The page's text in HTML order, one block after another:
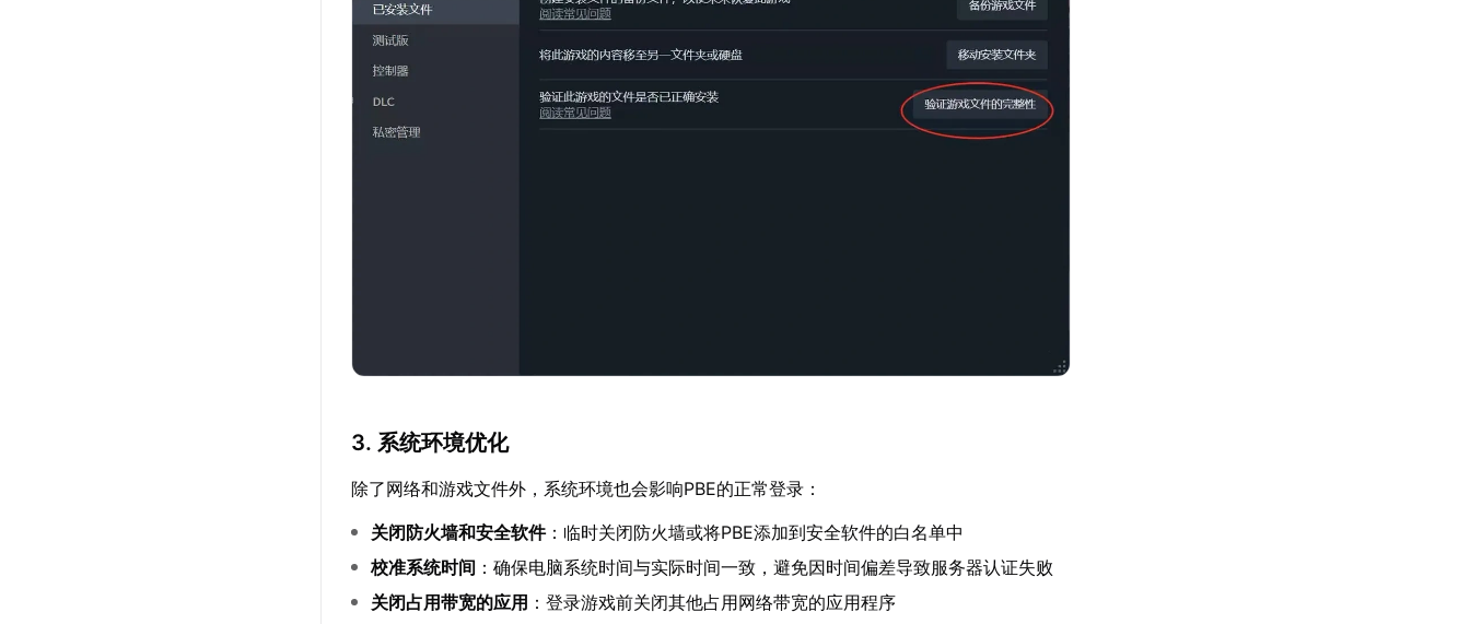
3. 系统环境优化
除了网络和游戏文件外，系统环境也会影响PBE的正常登录：
关闭防火墙和安全软件：临时关闭防火墙或将PBE添加到安全软件的白名单中
校准系统时间 ：确保电脑系统时间与实际时间一致，避免因时间偏差导致服务器认证失败
关闭占用带宽的应用 ：登录游戏前关闭其他占用网络带宽的应用程序